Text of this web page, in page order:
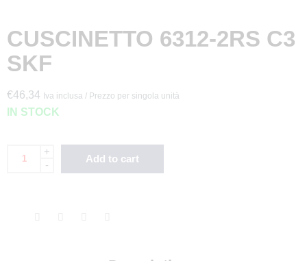
CUSCINETTO 6312-2RS C3
SKF
€46,34 Iva inclusa / Prezzo per singola unità
IN STOCK
+
-
Add to cart